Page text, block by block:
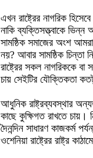
এখন রাষ্ট্রের নাগরিক
নাকি ব্যক্তিসত্ত্বাকে ভিন্ন
সামষ্ঠিক সমাজের অংশ
নয়? আবার সামষ্ঠিক চিন্তা
রাষ্ট্রের সকল নাগরিককে বা
চায় সেইটির যৌক্তিকতা
আধুনিক রাষ্ট্রব্যবস্থার
কাছে কুক্ষিগত রাখতে চায়।
দৈনন্দিন সাধারণ কাজকর্ম
ওশেনিয়া রাষ্ট্রের রাষ্ট্র